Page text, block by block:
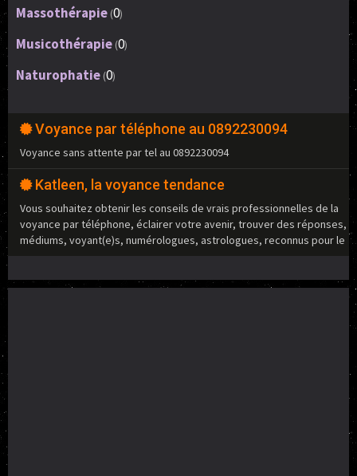
Massothérapie (0)
Musicothérapie (0)
Naturophatie (0)
Voyance par téléphone au 0892230094
Voyance sans attente par tel au 0892230094
Katleen, la voyance tendance
Vous souhaitez obtenir les conseils de vrais professionnelles de la
voyance par téléphone, éclairer votre avenir, trouver des réponses,
médiums, voyant(e)s, numérologues, astrologues, reconnus pour le